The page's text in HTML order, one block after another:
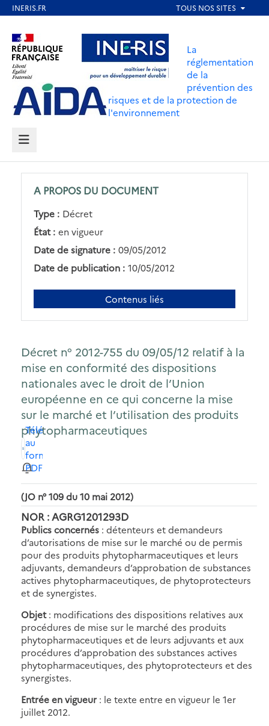
contenu
principal
Aller au contenu Aller au menu
Aller au pied de page
La
réglementation
de la
prévention des
risques et de la protection de
l'environnement
MENU
A PROPOS DU DOCUMENT
Type : Décret
État : en vigueur
Date de signature : 09/05/2012
Date de publication : 10/05/2012
Contenus liés
Décret n° 2012-755 du 09/05/12 relatif à la
mise en conformité des dispositions
nationales avec le droit de l’Union
européenne en ce qui concerne la mise
sur le marché et l’utilisation des produits
phytopharmaceutiques
Télécharger
au
format
PDF
(JO n° 109 du 10 mai 2012)
NOR : AGRG1201293D
Publics concernés : détenteurs et demandeurs
d’autorisations de mise sur le marché ou de permis
pour des produits phytopharmaceutiques et leurs
adjuvants, demandeurs d’approbation de substances
actives phytopharmaceutiques, de phytoprotecteurs
et de synergistes.
Objet: modifications des dispositions relatives aux
procédures de mise sur le marché des produits
phytopharmaceutiques et de leurs adjuvants et aux
procédures d’approbation des substances actives
phytopharmaceutiques, des phytoprotecteurs et des
synergistes.
Entrée en vigueur : le texte entre en vigueur le 1er
juillet 2012.